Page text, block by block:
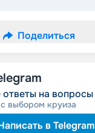
Поделиться
на вопросы
выбором круиза
в Telegram